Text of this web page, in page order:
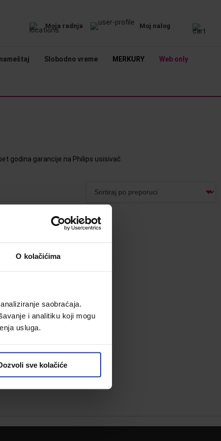
O kolačićima
saobraćaja.
i analitiku koji mogu
usluga.
sve kolačiće
Moja radnja Moj nalog
Slobodno vreme MERKURY Web only
godina garancije na Philips usisivač.